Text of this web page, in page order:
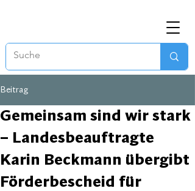
Beitrag
Gemeinsam sind wir stark
– Landesbeauftragte
Karin Beckmann übergibt
Förderbescheid für